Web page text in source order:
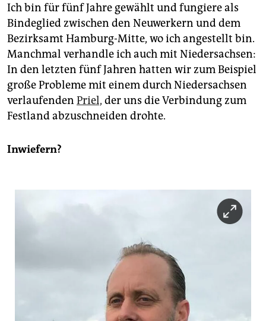
Ich bin für fünf Jahre gewählt und fungiere als
Bindeglied zwischen den Neuwerkern und dem
Bezirksamt Hamburg-Mitte, wo ich angestellt bin.
Manchmal verhandle ich auch mit Niedersachsen:
In den letzten fünf Jahren hatten wir zum Beispiel
große Probleme mit einem durch Niedersachsen
verlaufenden Priel, der uns die Verbindung zum
Festland abzuschneiden drohte.
Inwiefern?